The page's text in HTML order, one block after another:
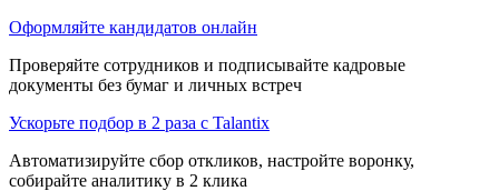
Оформляйте кандидатов онлайн
Проверяйте сотрудников и подписывайте кадровые
документы без бумаг и личных встреч
Ускорьте подбор в 2 раза с Talantix
Автоматизируйте сбор откликов, настройте воронку,
собирайте аналитику в 2 клика